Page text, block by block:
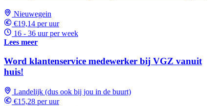
Nieuwegein
€19,14 per uur
16 - 36 uur per week
Lees meer
Word klantenservice medewerker bij VGZ vanuit
huis!
Landelijk (dus ook bij jou in de buurt)
€15,28 per uur